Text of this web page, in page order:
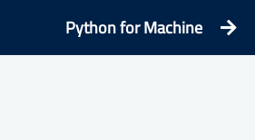
Python for Machine